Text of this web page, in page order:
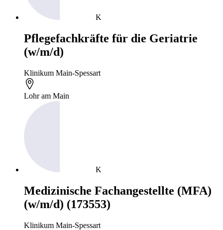
K
Pflegefachkräfte für die Geriatrie
(w/m/d)
Klinikum Main-Spessart
Lohr am Main
K
Medizinische Fachangestellte (MFA)
(w/m/d) (173553)
Klinikum Main-Spessart